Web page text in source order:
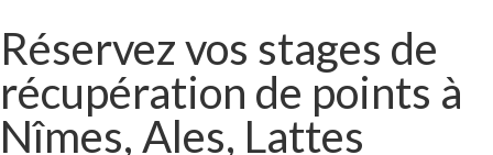
Réservez vos stages de
récupération de points à
Nîmes, Ales, Lattes